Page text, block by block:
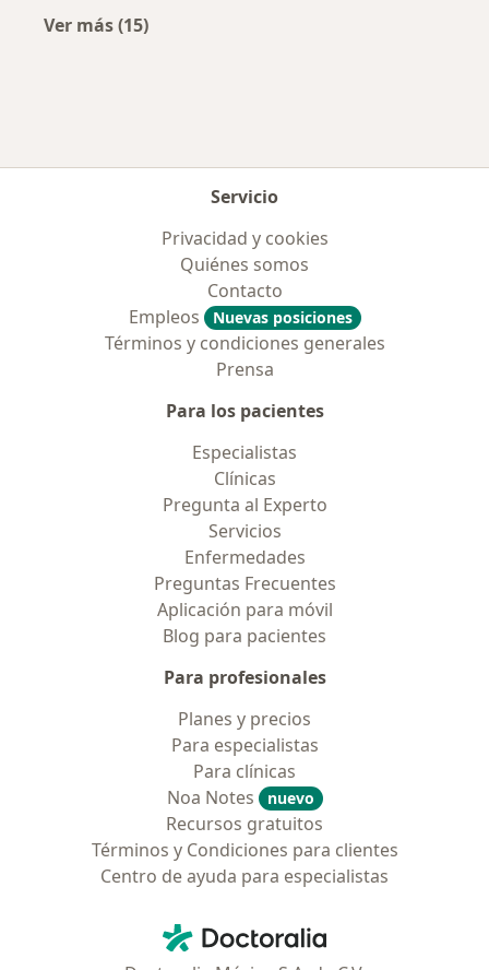
Ver más (15)
Servicio
Privacidad y cookies
Quiénes somos
Contacto
Empleos
Nuevas posiciones
Términos y condiciones generales
Prensa
Para los pacientes
Especialistas
Clínicas
Pregunta al Experto
Servicios
Enfermedades
Preguntas Frecuentes
Aplicación para móvil
Blog para pacientes
Para profesionales
Planes y precios
Para especialistas
Para clínicas
Noa Notes
nuevo
Recursos gratuitos
Términos y Condiciones para clientes
Centro de ayuda para especialistas
Doctoralia - Página de inicio